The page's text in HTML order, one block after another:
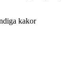
kakor